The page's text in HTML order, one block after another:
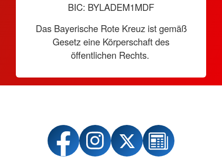
BIC: BYLADEM1MDF
Das Bayerische Rote Kreuz ist gemäß
Gesetz eine Körperschaft des
öffentlichen Rechts.